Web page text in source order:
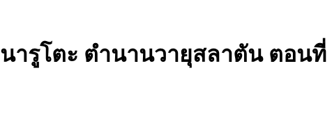
นารูโตะ ตำนานวายุสลาตัน ตอนที่